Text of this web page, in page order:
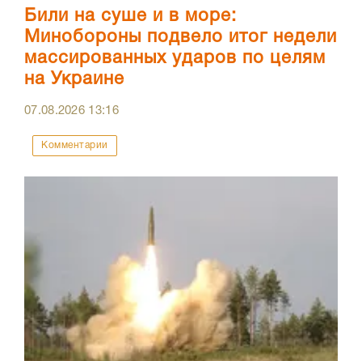
Били на суше и в море:
Минобороны подвело итог недели
массированных ударов по целям
на Украине
07.08.2026 13:16
Комментарии